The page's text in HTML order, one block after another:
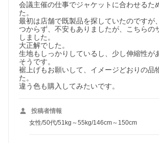
会議主催の仕事でジャケットに合わせるた
た。
最初は店舗で既製品を探していたのですが
つからず、不安もありましたが、こちらの
しました。
大正解でした。
生地もしっかりしているし、少し伸縮性が
そうです。
裾上げもお願いして、イメージどおりの品
た。
違う色も購入してみたいです。
投稿者情報
女性/50代/51kg～55kg/146cm～150cm